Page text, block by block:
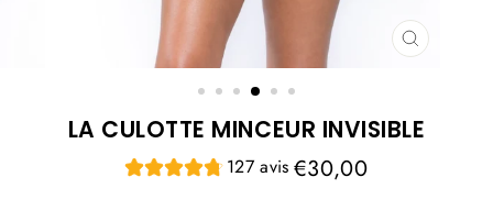
FERMER
LA CULOTTE MINCEUR INVISIBLE
127 avis Prix
régulier
€30,00